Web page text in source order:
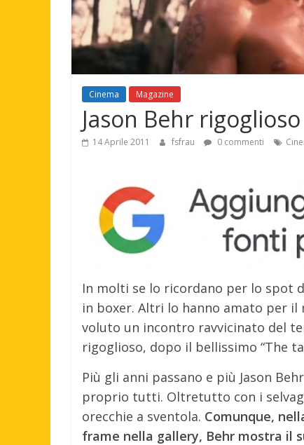
Cinema Magazine
Jason Behr
14 Aprile 2011 fsfrau 0 commenti
In molti se lo ricordano per lo spot
in boxer. Altri lo hanno amato per il
voluto un incontro ravvicinato del
rigoglioso, dopo il bellissimo “The
Più gli anni passano e più Jason
proprio tutti. Oltretutto con i
orecchie a sventola. Comunque,
frame nella gallery, Behr mostra il